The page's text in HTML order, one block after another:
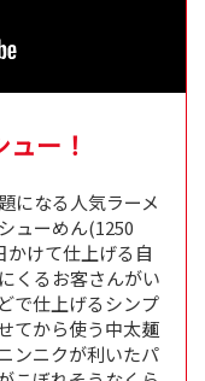
ー！
になる人気ラーメ
ューめん(1250
けて仕上げる自
くるお客さんがい
で仕上げるシンプ
てから使う中太麺
ンニクが利いたパ